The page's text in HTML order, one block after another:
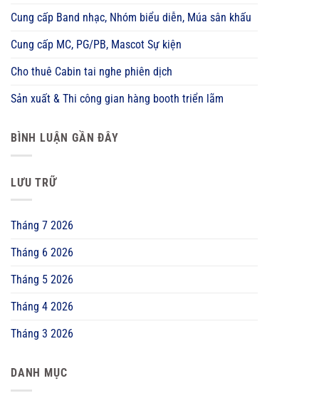
Cung cấp Band nhạc, Nhóm biểu diễn, Múa sân khấu
Cung cấp MC, PG/PB, Mascot Sự kiện
Cho thuê Cabin tai nghe phiên dịch
Sản xuất & Thi công gian hàng booth triển lãm
BÌNH LUẬN GẦN ĐÂY
LƯU TRỮ
Tháng 7 2026
Tháng 6 2026
Tháng 5 2026
Tháng 4 2026
Tháng 3 2026
DANH MỤC